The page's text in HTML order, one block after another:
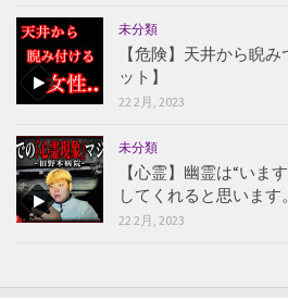
未分類
【危険】天井から睨
ット】
22 2月, 2023
未分類
【心霊】幽霊は“いま
してくれると思います。
22 2月, 2023